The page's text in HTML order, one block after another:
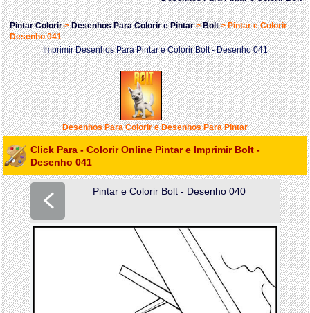
Pintar Colorir>Desenhos Para Colorir e Pintar>Bolt>Pintar e Colorir
Desenho 041
Imprimir Desenhos Para Pintar e Colorir Bolt - Desenho 041
Desenhos Para Colorir e Desenhos Para Pintar
Click Para - Colorir Online Pintar e Imprimir Bolt -
Desenho 041
Pintar e Colorir Bolt - Desenho 040